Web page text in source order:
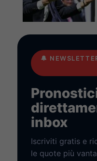
🔔
inbox
Iscriviti gratis e
le quote più